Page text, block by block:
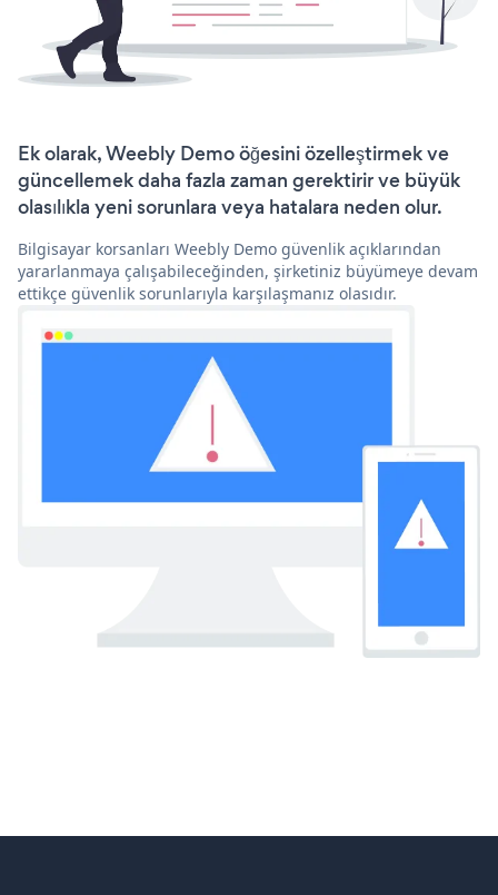
Ek olarak, Weebly Demo öğesini özelleştirmek ve
güncellemek daha fazla zaman gerektirir ve büyük
olasılıkla yeni sorunlara veya hatalara neden olur.
Bilgisayar korsanları Weebly Demo güvenlik açıklarından
yararlanmaya çalışabileceğinden, şirketiniz büyümeye devam
ettikçe güvenlik sorunlarıyla karşılaşmanız olasıdır.